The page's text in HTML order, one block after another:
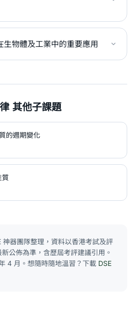
生物體及工業中的重要應用
其他子課題
的週期變化
質
神器團隊整理，資料以香港考試及評
公佈為準，含歷屆考評建議引用。
4 月。想隨時隨地溫習？下載 DSE